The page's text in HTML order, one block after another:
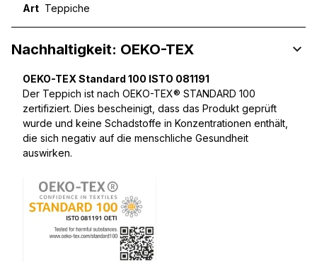
Art Teppiche
Nachhaltigkeit: OEKO-TEX
OEKO-TEX Standard 100 ISTO 081191
Der Teppich ist nach OEKO-TEX® STANDARD 100
zertifiziert. Dies bescheinigt, dass das Produkt geprüft
wurde und keine Schadstoffe in Konzentrationen enthält,
die sich negativ auf die menschliche Gesundheit
auswirken.